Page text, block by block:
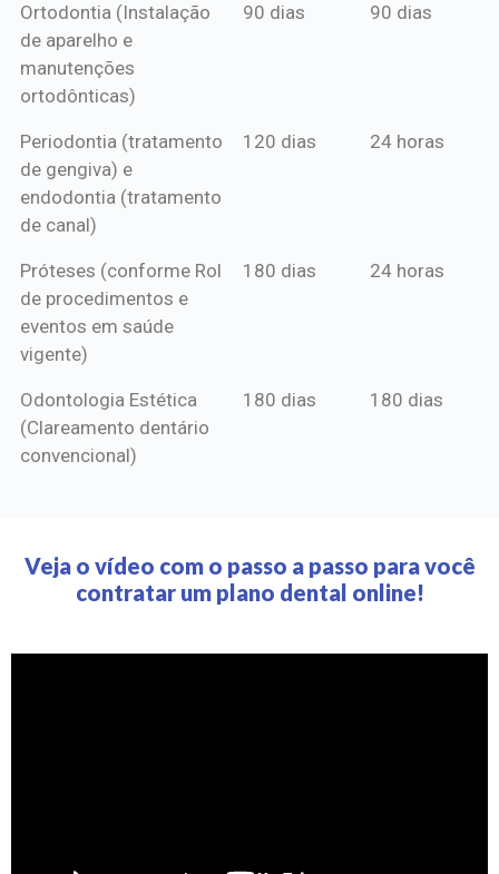
Ortodontia (Instalação
de aparelho e
manutenções
ortodônticas)
90 dias 90 dias
Periodontia (tratamento
de gengiva) e
endodontia (tratamento
de canal)
120 dias 24 horas
Próteses (conforme Rol
de procedimentos e
eventos em saúde
vigente)
180 dias 24 horas
Odontologia Estética
(Clareamento dentário
convencional)
180 dias 180 dias
Veja o vídeo com o passo a passo para você
contratar um plano dental online!